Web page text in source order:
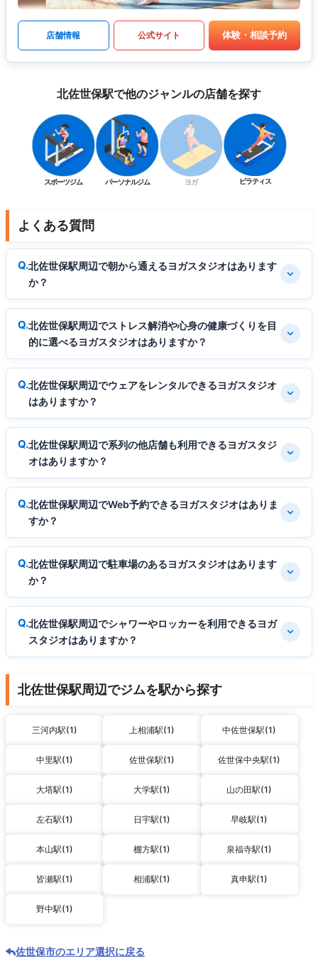
店舗情報 公式サイト 体験・相談予約
北佐世保駅で他のジャンルの店舗を探す
スポーツジム パーソナルジム ヨガ ピラティス
よくある質問
北佐世保駅周辺で朝から通えるヨガスタジオはあります
か？
北佐世保駅周辺でストレス解消や心身の健康づくりを目
的に選べるヨガスタジオはありますか？
北佐世保駅周辺でウェアをレンタルできるヨガスタジオ
はありますか？
北佐世保駅周辺で系列の他店舗も利用できるヨガスタジ
オはありますか？
北佐世保駅周辺でWeb予約できるヨガスタジオはありま
すか？
北佐世保駅周辺で駐車場のあるヨガスタジオはあります
か？
北佐世保駅周辺でシャワーやロッカーを利用できるヨガ
スタジオはありますか？
北佐世保駅周辺でジムを駅から探す
三河内駅(1) 上相浦駅(1) 中佐世保駅(1)
中里駅(1) 佐世保駅(1) 佐世保中央駅(1)
大塔駅(1) 大学駅(1) 山の田駅(1)
左石駅(1) 日宇駅(1) 早岐駅(1)
本山駅(1) 棚方駅(1) 泉福寺駅(1)
皆瀬駅(1) 相浦駅(1) 真申駅(1)
野中駅(1)
佐世保市のエリア選択に戻る